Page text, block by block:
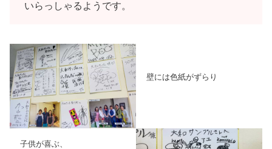
いらっしゃるようです。
壁には色紙がずらり
子供が喜ぶ、